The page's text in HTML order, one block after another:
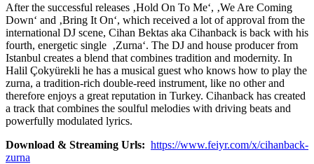
After the successful releases ‚Hold On To Me‘, ‚We Are Coming
Down‘ and ‚Bring It On‘, which received a lot of approval from the
international DJ scene, Cihan Bektas aka Cihanback is back with his
fourth, energetic single ‚Zurna‘. The DJ and house producer from
Istanbul creates a blend that combines tradition and modernity. In
Halil Çokyürekli he has a musical guest who knows how to play the
zurna, a tradition-rich double-reed instrument, like no other and
therefore enjoys a great reputation in Turkey. Cihanback has created
a track that combines the soulful melodies with driving beats and
powerfully modulated lyrics.
Download & Streaming Urls: https://www.feiyr.com/x/cihanback-
zurna